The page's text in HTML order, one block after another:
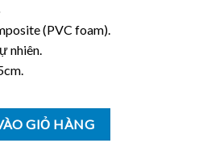
(PVC foam).
GIỎ HÀNG